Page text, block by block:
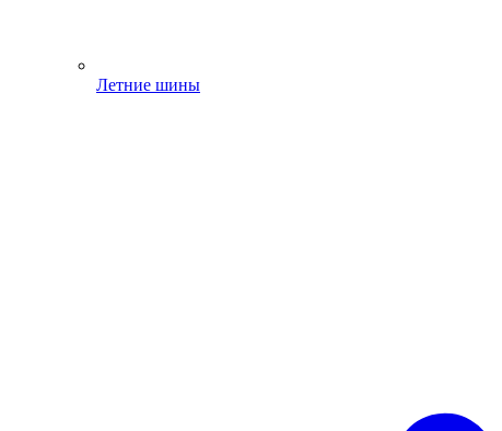
Летние шины